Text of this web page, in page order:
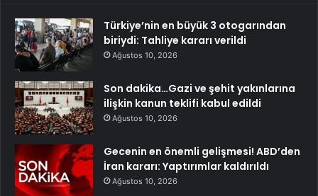
Türkiye’nin en büyük 3 otogarından
biriydi: Tahliye kararı verildi
Ağustos 10, 2026
Son dakika…Gazi ve şehit yakınlarına
ilişkin kanun teklifi kabul edildi
Ağustos 10, 2026
Gecenin en önemli gelişmesi! ABD’den
İran kararı: Yaptırımlar kaldırıldı
Ağustos 10, 2026